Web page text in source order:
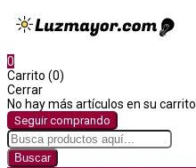
0
Carrito (0)
Cerrar
No hay más artículos en su carrito
Seguir comprando
Buscar